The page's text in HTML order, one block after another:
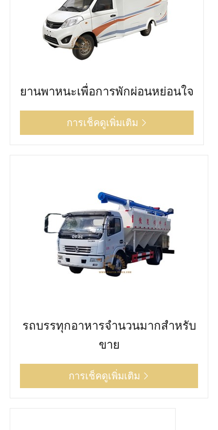
ยานพาหนะเพื่อการพักผ่อนหย่อนใจ
การเช็คดูเพิ่มเติม 
รถบรรทุกอาหารจำนวนมากสำหรับ
ขาย
การเช็คดูเพิ่มเติม 